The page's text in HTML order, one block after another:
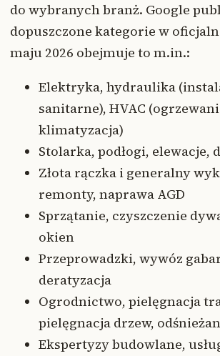
do wybranych branż. Google
dopuszczone kategorie w
maju 2026 obejmuje to m.in.:
Elektryka, hydraulika
sanitarne), HVAC
klimatyzacja)
Stolarka, podłogi, elewacje,
Złota rączka i generalny
remonty, naprawa AGD
Sprzątanie, czyszczenie
okien
Przeprowadzki, wywóz
deratyzacja
Ogrodnictwo, pielęgnacja
pielęgnacja drzew,
Ekspertyzy budowlane,